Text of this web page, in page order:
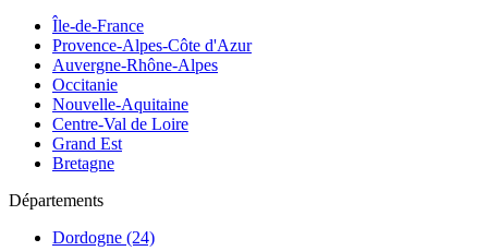
Île-de-France
Provence-Alpes-Côte d'Azur
Auvergne-Rhône-Alpes
Occitanie
Nouvelle-Aquitaine
Centre-Val de Loire
Grand Est
Bretagne
Départements
Dordogne (24)